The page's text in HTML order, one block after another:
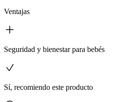
Ventajas
Seguridad y bienestar para bebés
Sí, recomiendo este producto